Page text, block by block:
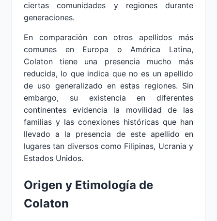
ciertas comunidades y regiones durante
generaciones.
En comparación con otros apellidos más
comunes en Europa o América Latina,
Colaton tiene una presencia mucho más
reducida, lo que indica que no es un apellido
de uso generalizado en estas regiones. Sin
embargo, su existencia en diferentes
continentes evidencia la movilidad de las
familias y las conexiones históricas que han
llevado a la presencia de este apellido en
lugares tan diversos como Filipinas, Ucrania y
Estados Unidos.
Origen y Etimología de
Colaton